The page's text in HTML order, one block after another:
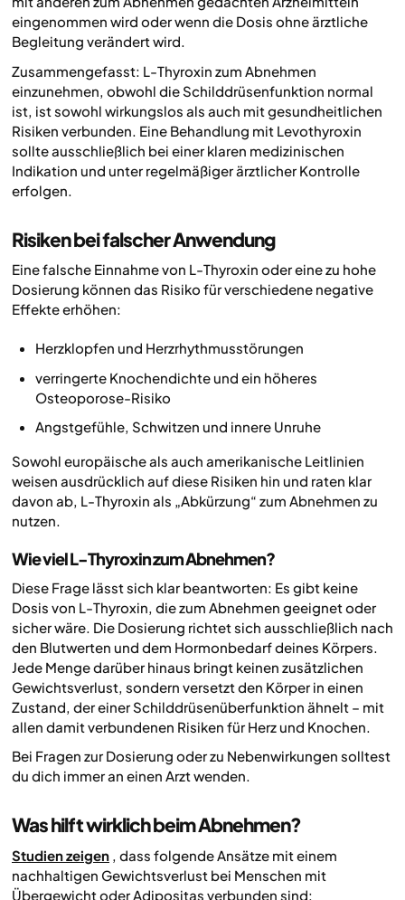
eingenommen wird oder wenn die Dosis ohne ärztliche
Begleitung verändert wird.
Zusammengefasst: L-Thyroxin zum Abnehmen
einzunehmen, obwohl die Schilddrüsenfunktion normal
ist, ist sowohl wirkungslos als auch mit gesundheitlichen
Risiken verbunden. Eine Behandlung mit Levothyroxin
sollte ausschließlich bei einer klaren medizinischen
Indikation und unter regelmäßiger ärztlicher Kontrolle
erfolgen.
Risiken bei falscher Anwendung
Eine falsche Einnahme von L-Thyroxin oder eine zu hohe
Dosierung können das Risiko für verschiedene negative
Effekte erhöhen:
Herzklopfen und Herzrhythmusstörungen
verringerte Knochendichte und ein höheres
Osteoporose-Risiko
Angstgefühle, Schwitzen und innere Unruhe
Sowohl europäische als auch amerikanische Leitlinien
weisen ausdrücklich auf diese Risiken hin und raten klar
davon ab, L-Thyroxin als „Abkürzung“ zum Abnehmen zu
nutzen.
Wie viel L-Thyroxin zum Abnehmen?
Diese Frage lässt sich klar beantworten: Es gibt keine
Dosis von L-Thyroxin, die zum Abnehmen geeignet oder
sicher wäre. Die Dosierung richtet sich ausschließlich nach
den Blutwerten und dem Hormonbedarf deines Körpers.
Jede Menge darüber hinaus bringt keinen zusätzlichen
Gewichtsverlust, sondern versetzt den Körper in einen
Zustand, der einer Schilddrüsenüberfunktion ähnelt – mit
allen damit verbundenen Risiken für Herz und Knochen.
Bei Fragen zur Dosierung oder zu Nebenwirkungen solltest
du dich immer an einen Arzt wenden.
Was hilft wirklich beim Abnehmen?
Studien zeigen , dass folgende Ansätze mit einem
nachhaltigen Gewichtsverlust bei Menschen mit
Übergewicht oder Adipositas verbunden sind: